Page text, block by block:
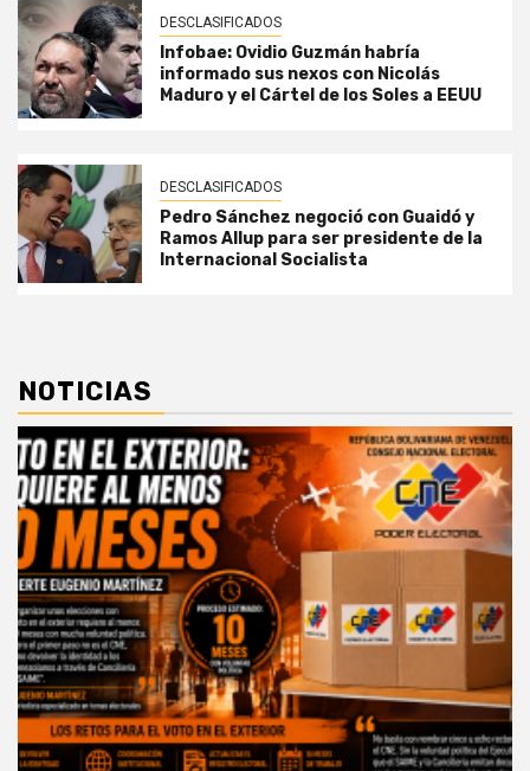
DESCLASIFICADOS
Infobae: Ovidio Guzmán habría
informado sus nexos con Nicolás
Maduro y el Cártel de los Soles a EEUU
DESCLASIFICADOS
Pedro Sánchez negoció con Guaidó y
Ramos Allup para ser presidente de la
Internacional Socialista
NOTICIAS